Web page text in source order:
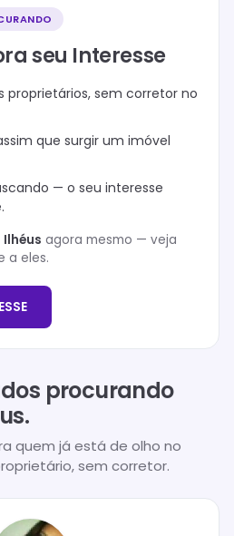
seu Interesse
proprietários, sem corretor no
que surgir um imóvel
— o seu interesse
Ilhéus agora mesmo — veja
a eles.
procurando
.
quem já está de olho no
sem corretor.